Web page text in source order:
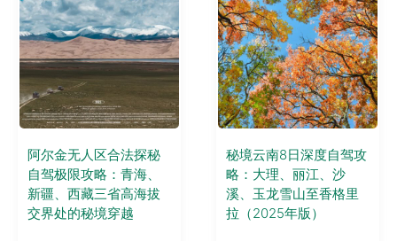
阿尔金无人区合法探秘
自驾极限攻略：青海、
新疆、西藏三省高海拔
交界处的秘境穿越
秘境云南8日深度自驾攻
略：大理、丽江、沙
溪、玉龙雪山至香格里
拉（2025年版）